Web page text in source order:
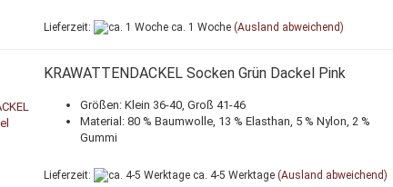
Lieferzeit: ca. 1 Woche (Ausland abweichend)
KRAWATTENDACKEL Socken Grün Dackel Pink
Größen: Klein 36-40, Groß 41-46
Material: 80 % Baumwolle, 13 % Elasthan, 5 % Nylon, 2 %
Gummi
Lieferzeit: ca. 4-5 Werktage (Ausland abweichend)